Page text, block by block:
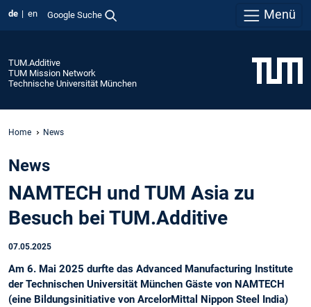
de en Google Suche Menü
TUM.Additive
TUM Mission Network
Technische Universität München
Home News
News
NAMTECH und TUM Asia zu
Besuch bei TUM.Additive
07.05.2025
Am 6. Mai 2025 durfte das Advanced Manufacturing Institute
der Technischen Universität München Gäste von NAMTECH
(eine Bildungsinitiative von ArcelorMittal Nippon Steel India)